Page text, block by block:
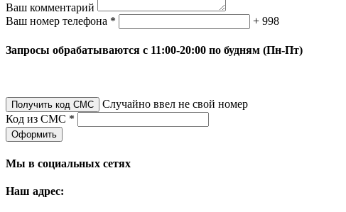
Ваш комментарий
Ваш номер телефона *
+ 998
Запросы обрабатываются с 11:00-20:00 по будням (Пн-Пт)
Получить код СМС
Случайно ввел не свой номер
Код из СМС *
Оформить
Мы в социальных сетях
Наш адрес: